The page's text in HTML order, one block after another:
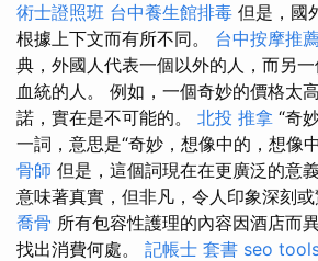
術士證照班 台中養生館排毒 但是，國
根據上下文而有所不同。 台中按摩推
典，外國人代表一個以外的人，而另
血統的人。 例如，一個奇妙的價格太
諾，實在是不可能的。 北投 推拿 “奇
一詞，意思是“奇妙，想像中的，想像
骨師 但是，這個詞現在在更廣泛的意
意味著真實，但非凡，令人印象深刻或
喬骨 所有包容性護理的內容因酒店而
找出消費何處。 記帳士 套書 seo